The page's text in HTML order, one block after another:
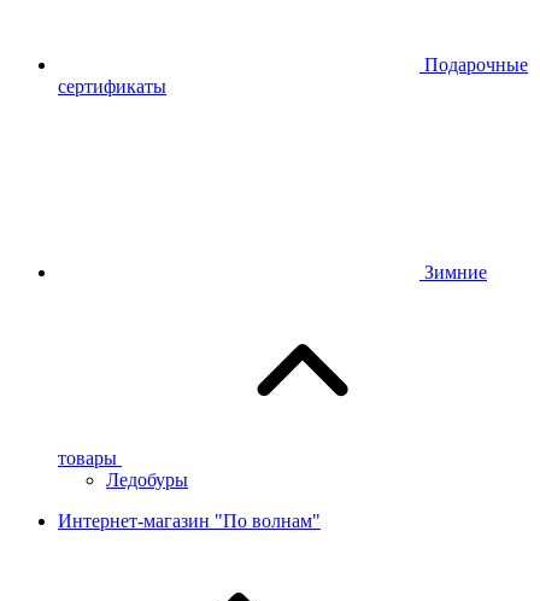
Подарочные
сертификаты
Зимние
товары
Ледобуры
Интернет-магазин "По волнам"